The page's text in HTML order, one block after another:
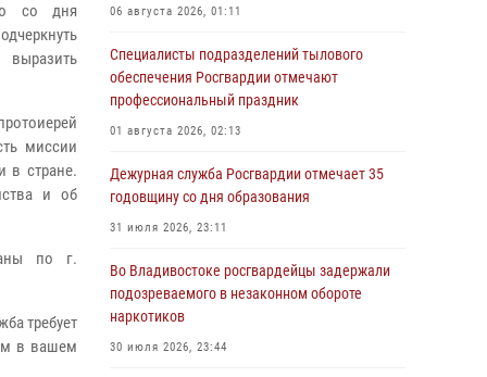
со дня
миссии
в стране.
и об
по г.
требует
в вашем
06 августа 2026, 01:11
Специалисты подразделений тылового
обеспечения Росгвардии отмечают
профессиональный праздник
01 августа 2026, 02:13
Дежурная служба Росгвардии отмечает 35
годовщину со дня образования
31 июля 2026, 23:11
Во Владивостоке росгвардейцы задержали
подозреваемого в незаконном обороте
наркотиков
30 июля 2026, 23:44